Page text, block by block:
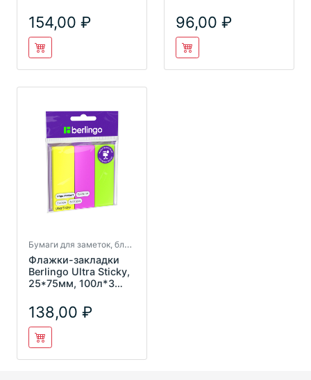
Lsz_4
154,00
ЕК31179
96,00
Бумаги для заметок, блокноты
Флажки-закладки
Berlingo Ultra Sticky,
25*75мм, 100л*3
138,00